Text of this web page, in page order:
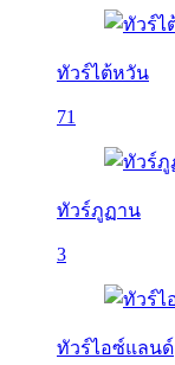
ทัวร์ไต้หวัน
71
ทัวร์ภูฏาน
3
ทัวร์ไอซ์แลนด์